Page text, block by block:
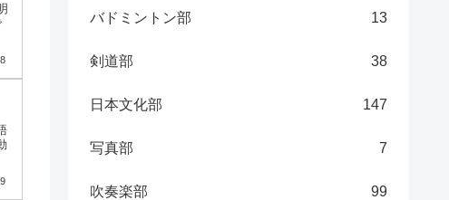
バドミントン部 13
剣道部 38
日本文化部 147
写真部 7
吹奏楽部 99